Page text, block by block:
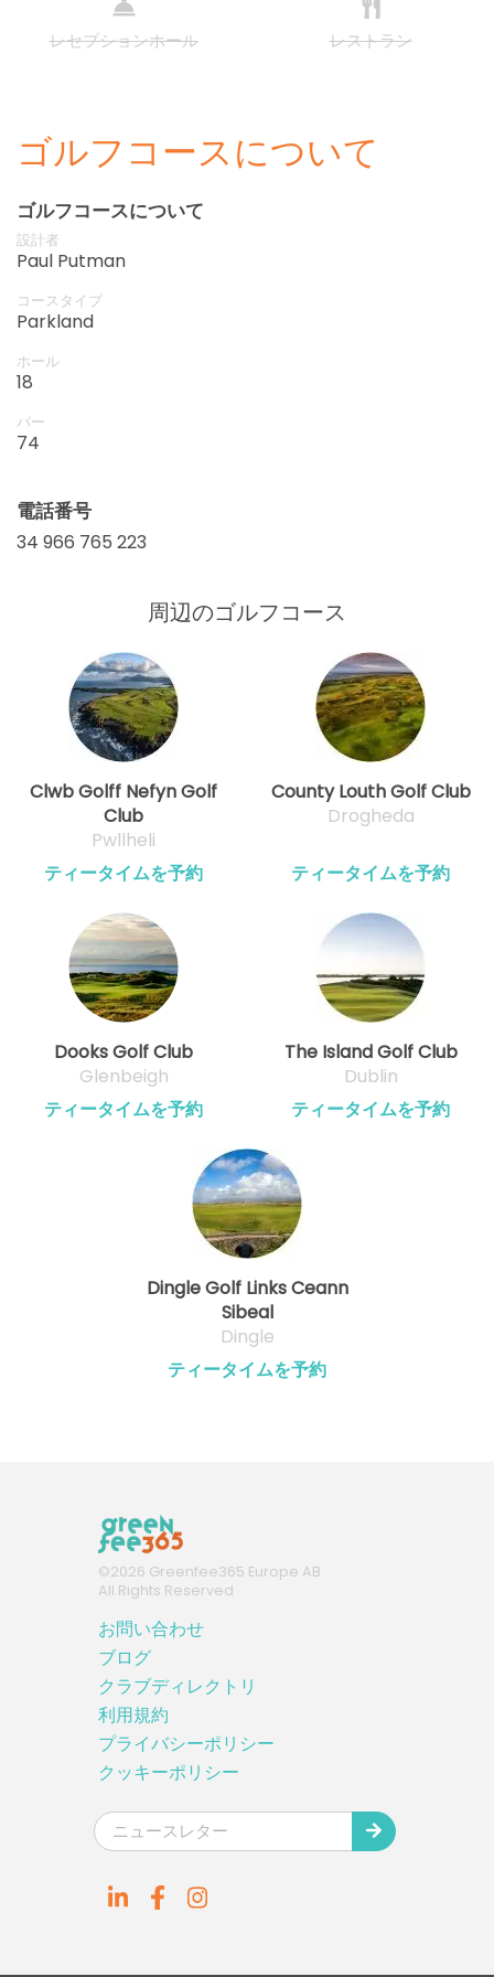
レセプションホール レストラン
ゴルフコースについて
ゴルフコースについて
設計者
Paul Putman
コースタイプ
Parkland
ホール
18
パー
74
電話番号
34 966 765 223
周辺のゴルフコース
Clwb Golff Nefyn Golf
Club
Pwllheli
ティータイムを予約
County Louth Golf Club
Drogheda
ティータイムを予約
Dooks Golf Club
Glenbeigh
ティータイムを予約
The Island Golf Club
Dublin
ティータイムを予約
Dingle Golf Links Ceann
Sibeal
Dingle
ティータイムを予約
©2026 Greenfee365 Europe AB.
All Rights Reserved
お問い合わせ
ブログ
クラブディレクトリ
利用規約
プライバシーポリシー
クッキーポリシー